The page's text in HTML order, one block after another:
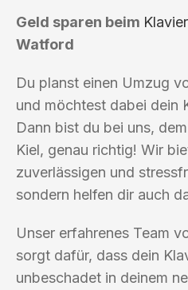
Geld sparen beim
Watford
Du planst einen Umzug
und möchtest dabei dein
Dann bist du bei uns,
Kiel, genau richtig! Wir
zuverlässigen und
sondern helfen dir auch
Unser erfahrenes Team
sorgt dafür, dass dein
unbeschadet in deinem